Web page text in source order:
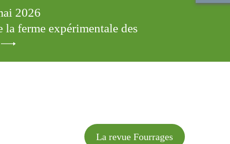
2026
la ferme expérimentale des
La revue Fourrages